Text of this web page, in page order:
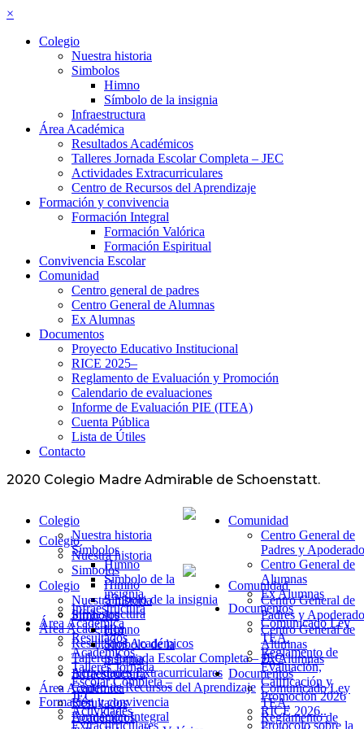
×
Colegio
Nuestra historia
Simbolos
Himno
Símbolo de la insignia
Infraestructura
Área Académica
Resultados Académicos
Talleres Jornada Escolar Completa – JEC
Actividades Extracurriculares
Centro de Recursos del Aprendizaje
Formación y convivencia
Formación Integral
Formación Valórica
Formación Espiritual
Convivencia Escolar
Comunidad
Centro general de padres
Centro General de Alumnas
Ex Alumnas
Documentos
Proyecto Educativo Institucional
RICE 2025–
Reglamento de Evaluación y Promoción
Calendario de evaluaciones
Informe de Evaluación PIE (ITEA)
Cuenta Pública
Lista de Útiles
Contacto
2020 Colegio Madre Admirable de Schoenstatt.
Colegio
Nuestra historia
Símbolos
Himno
Símbolo de la
insignia
Infraestructura
Área Académica
Resultados
Académicos
Comunidad
Centro General de
Padres y
Centro General de
Alumnas
Ex Alumnas
Documentos
Comunicado Ley
TEA.
Reglamento de
Colegio
Nuestra historia
Símbolos
Himno
Símbolo de la
insignia
Infraestructura
Área Académica
Resultados
Académicos
Talleres Jornada
Escolar Completa –
JEC
Actividades
Extracurriculares
Comunidad
Centro General de
Padres y
Centro General de
Alumnas
Ex Alumnas
Documentos
Comunicado Ley
TEA.
Reglamento de
Evaluación,
Calificación y
Promoción 2026
RICE 2026..
Protocolo sobre la
Colegio
Nuestra historia
Simbolos
Himno
Símbolo de la insignia
Infraestructura
Área Académica
Resultados Académicos
Talleres Jornada Escolar Completa – JEC
Actividades Extracurriculares
Centro de Recursos del Aprendizaje
Formación y convivencia
Formación Integral